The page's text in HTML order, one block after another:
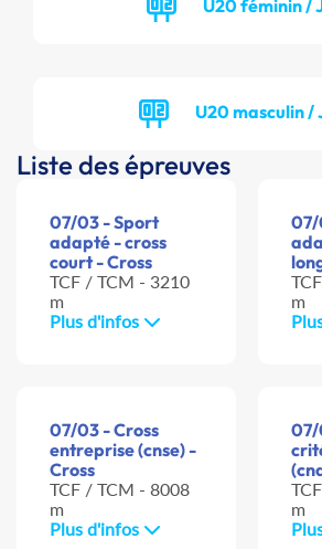
U20 féminin /
U20 masculin /
Liste des épreuves
07/03 - Sport
adapté - cross
court - Cross
TCF / TCM - 3210
m
Plus d'infos
07/
m
07/03 - Cross
entreprise (cnse) -
Cross
TCF / TCM - 8008
m
Plus d'infos
07/
m